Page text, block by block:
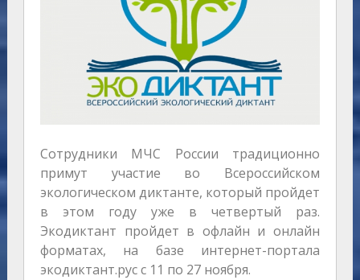
Сотрудники МЧС России традиционно
примут участие во Всероссийском
экологическом диктанте, который пройдет
в этом году уже в четвертый раз.
Экодиктант пройдет в офлайн и онлайн
форматах, на базе интернет-портала
экодиктант.рус с 11 по 27 ноября.